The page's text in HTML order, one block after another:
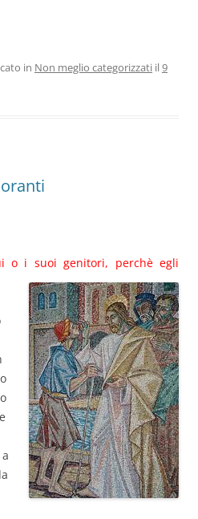
in Non meglio categorizzati il9
o i suoi genitori, perchè egli